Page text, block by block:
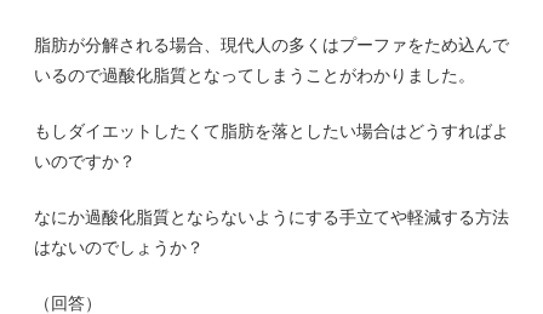
脂肪が分解される場合、現代人の多くはプーファをため込んで
いるので過酸化脂質となってしまうことがわかりました。
もしダイエットしたくて脂肪を落としたい場合はどうすればよ
いのですか？
なにか過酸化脂質とならないようにする手立てや軽減する方法
はないのでしょうか？
（回答）